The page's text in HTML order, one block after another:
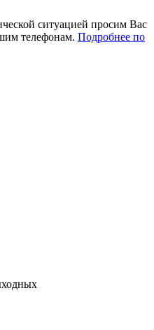
ситуацией просим Вас
телефонам. Подробнее по